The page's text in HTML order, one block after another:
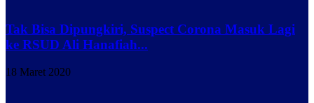
Tak Bisa Dipungkiri, Suspect Corona Masuk Lagi
ke RSUD Ali Hanafiah...
18 Maret 2020